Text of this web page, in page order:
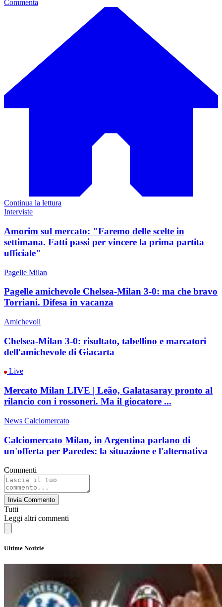
Commenta
Continua la lettura
Interviste
Amorim sul mercato: "Faremo delle scelte in
settimana. Fatti passi per vincere la prima partita
ufficiale"
Pagelle Milan
Pagelle amichevole Chelsea-Milan 3-0: ma che bravo
Torriani. Difesa in vacanza
Amichevoli
Chelsea-Milan 3-0: risultato, tabellino e marcatori
dell'amichevole di Giacarta
Live
Mercato Milan LIVE | Leão, Galatasaray pronto al
rilancio con i rossoneri. Ma il giocatore ...
News Calciomercato
Calciomercato Milan, in Argentina parlano di
un'offerta per Paredes: la situazione e l'alternativa
Commenti
Invia Commento
Tutti
Leggi altri commenti
Ultime Notizie